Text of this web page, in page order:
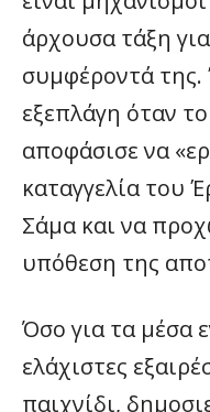
άρχουσα τάξη
συμφέροντά της.
εξεπλάγη όταν
αποφάσισε να
καταγγελία του
Σάμα και να
υπόθεση της
Όσο για τα μέσα
ελάχιστες
παιχνίδι,